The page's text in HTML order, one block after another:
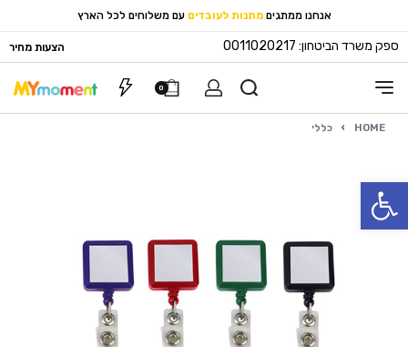
פתח סרגל נגישות
אנחנו ממתגים מתנות לעובדים עם משלוחים לכל הארץ
ספק משרד הביטחון: 0011020217 הצעות מחיר
0
HOME
› כללי